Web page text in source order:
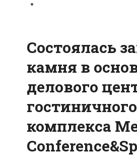
Cостоялась
камня в
делового
гостиничного
комплекса